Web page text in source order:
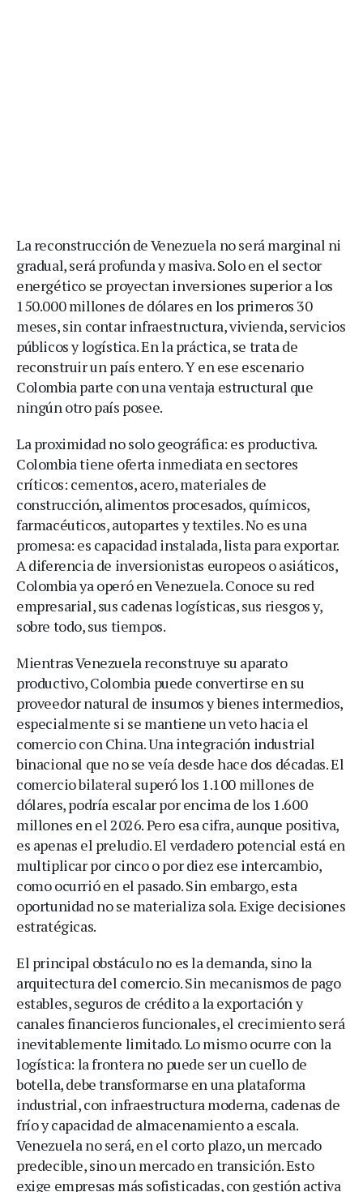
La reconstrucción de Venezuela no será marginal ni
gradual, será profunda y masiva. Solo en el sector
energético se proyectan inversiones superior a los
150.000 millones de dólares en los primeros 30
meses, sin contar infraestructura, vivienda, servicios
públicos y logística. En la práctica, se trata de
reconstruir un país entero. Y en ese escenario
Colombia parte con una ventaja estructural que
ningún otro país posee.
La proximidad no solo geográfica: es productiva.
Colombia tiene oferta inmediata en sectores
críticos: cementos, acero, materiales de
construcción, alimentos procesados, químicos,
farmacéuticos, autopartes y textiles. No es una
promesa: es capacidad instalada, lista para exportar.
A diferencia de inversionistas europeos o asiáticos,
Colombia ya operó en Venezuela. Conoce su red
empresarial, sus cadenas logísticas, sus riesgos y,
sobre todo, sus tiempos.
Mientras Venezuela reconstruye su aparato
productivo, Colombia puede convertirse en su
proveedor natural de insumos y bienes intermedios,
especialmente si se mantiene un veto hacia el
comercio con China. Una integración industrial
binacional que no se veía desde hace dos décadas. El
comercio bilateral superó los 1.100 millones de
dólares, podría escalar por encima de los 1.600
millones en el 2026. Pero esa cifra, aunque positiva,
es apenas el preludio. El verdadero potencial está en
multiplicar por cinco o por diez ese intercambio,
como ocurrió en el pasado. Sin embargo, esta
oportunidad no se materializa sola. Exige decisiones
estratégicas.
El principal obstáculo no es la demanda, sino la
arquitectura del comercio. Sin mecanismos de pago
estables, seguros de crédito a la exportación y
canales financieros funcionales, el crecimiento será
inevitablemente limitado. Lo mismo ocurre con la
logística: la frontera no puede ser un cuello de
botella, debe transformarse en una plataforma
industrial, con infraestructura moderna, cadenas de
frío y capacidad de almacenamiento a escala.
Venezuela no será, en el corto plazo, un mercado
predecible, sino un mercado en transición. Esto
exige empresas más sofisticadas, con gestión activa